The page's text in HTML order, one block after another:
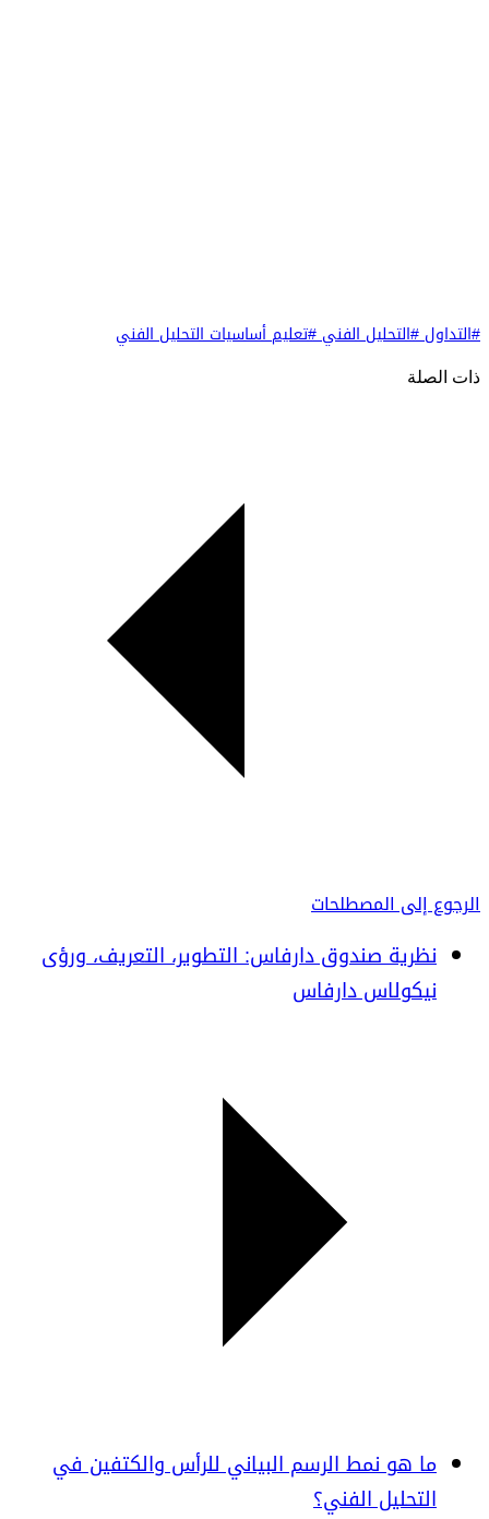
#التداول#التحليل الفني#تعليم أساسيات التحليل الفني
ذات الصلة
الرجوع إلى المصطلحات
نظرية صندوق دارفاس: التطوير، التعريف، ورؤى
نيكولاس دارفاس
ما هو نمط الرسم البياني للرأس والكتفين في
التحليل الفني؟